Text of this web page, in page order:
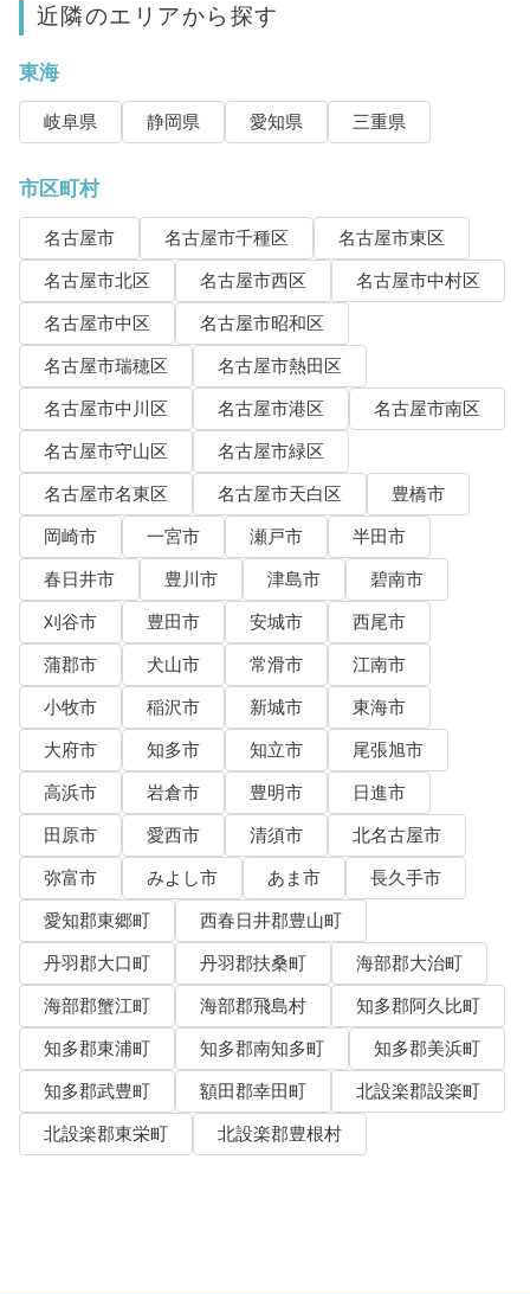
近隣のエリアから探す
東海
岐阜県 静岡県 愛知県 三重県
市区町村
名古屋市 名古屋市千種区
名古屋市東区
名古屋市北区
名古屋市西区
名古屋市中村区
名古屋市中区
名古屋市昭和区
名古屋市瑞穂区
名古屋市熱田区
名古屋市中川区
名古屋市港区
名古屋市南区
名古屋市守山区
名古屋市緑区
名古屋市名東区
名古屋市天白区
豊橋市
岡崎市
一宮市 瀬戸市
半田市
春日井市
豊川市 津島市
碧南市
刈谷市
豊田市 安城市
西尾市
蒲郡市
犬山市 常滑市
江南市
小牧市
稲沢市 新城市
東海市
大府市
知多市 知立市
尾張旭市
高浜市
岩倉市 豊明市
日進市
田原市
愛西市 清須市
北名古屋市
弥富市
みよし市 あま市
長久手市
愛知郡東郷町
西春日井郡豊山町
丹羽郡大口町
丹羽郡扶桑町
海部郡大治町
海部郡蟹江町
海部郡飛島村
知多郡阿久比町
知多郡東浦町
知多郡南知多町
知多郡美浜町
知多郡武豊町
額田郡幸田町
北設楽郡設楽町
北設楽郡東栄町
北設楽郡豊根村